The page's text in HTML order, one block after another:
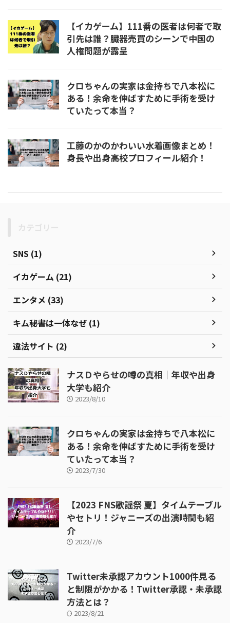
【イカゲーム】111番の医者は何者で取
引先は誰？臓器売買のシーンで中国の
人権問題が露呈
クロちゃんの実家は金持ちで八本松に
ある！余命を伸ばすために手術を受け
ていたって本当？
工藤のかのかわいい水着画像まとめ！
身長や出身高校プロフィール紹介！
SNS (1)
イカゲーム (21)
エンタメ (33)
キム秘書は一体なぜ (1)
違法サイト (2)
ナスＤやらせの噂の真相｜年収や出身
大学も紹介
2023/8/10
クロちゃんの実家は金持ちで八本松に
ある！余命を伸ばすために手術を受け
ていたって本当？
2023/7/30
【2023 FNS歌謡祭 夏】タイムテーブル
やセトリ！ジャニーズの出演時間も紹
介
2023/7/6
Twitter未承認アカウント1000件見る
と制限がかかる！Twitter承認・未承認
方法とは？
2023/8/21